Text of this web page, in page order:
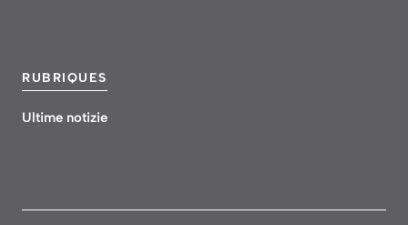
RUBRIQUES
Ultime notizie